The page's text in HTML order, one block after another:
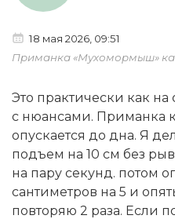
18 мая 2026, 09:51
Приманка «Мухомормыш»
Это практически как
с нюансами. Приманка
опускается до дна. Я
подъем на 10 см без
на пару секунд. потом
сантиметров на 5 и
повторяю 2 раза. Если